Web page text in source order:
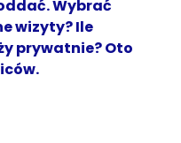
Wybrać
wizyty? Ile
prywatnie? Oto